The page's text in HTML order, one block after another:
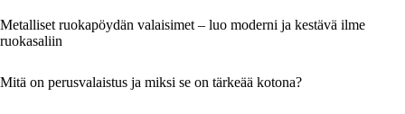
Metalliset ruokapöydän valaisimet – luo moderni ja kestävä ilme
ruokasaliin
Mitä on perusvalaistus ja miksi se on tärkeää kotona?